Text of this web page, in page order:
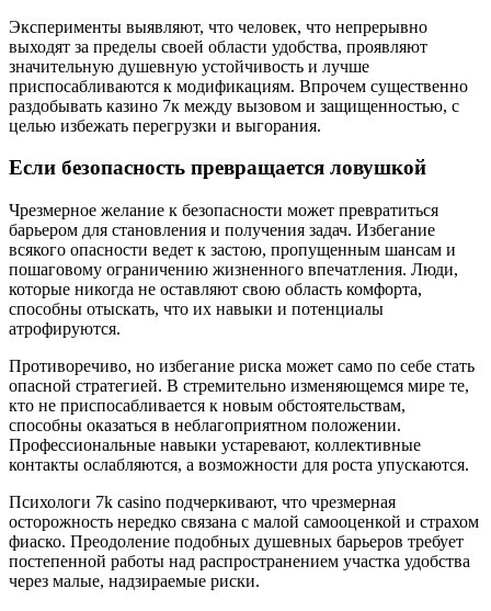
Эксперименты выявляют, что человек, что непрерывно
выходят за пределы своей области удобства, проявляют
значительную душевную устойчивость и лучше
приспосабливаются к модификациям. Впрочем существенно
раздобывать казино 7к между вызовом и защищенностью, с
целью избежать перегрузки и выгорания.
Если безопасность превращается ловушкой
Чрезмерное желание к безопасности может превратиться
барьером для становления и получения задач. Избегание
всякого опасности ведет к застою, пропущенным шансам и
пошаговому ограничению жизненного впечатления. Люди,
которые никогда не оставляют свою область комфорта,
способны отыскать, что их навыки и потенциалы
атрофируются.
Противоречиво, но избегание риска может само по себе стать
опасной стратегией. В стремительно изменяющемся мире те,
кто не приспосабливается к новым обстоятельствам,
способны оказаться в неблагоприятном положении.
Профессиональные навыки устаревают, коллективные
контакты ослабляются, а возможности для роста упускаются.
Психологи 7k casino подчеркивают, что чрезмерная
осторожность нередко связана с малой самооценкой и страхом
фиаско. Преодоление подобных душевных барьеров требует
постепенной работы над распространением участка удобства
через малые, надзираемые риски.